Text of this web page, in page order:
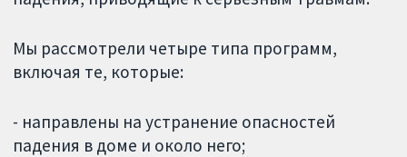
Мы рассмотрели четыре типа программ,
включая те, которые:
- направлены на устранение опасностей
падения в доме и около него;